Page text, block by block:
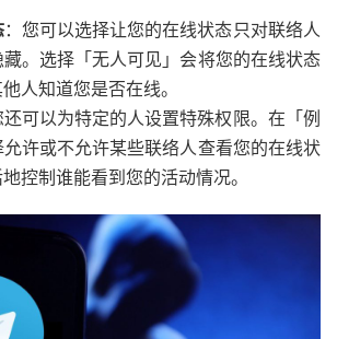
：您可以选择让您的在线状态只对联络人
。选择「无人可见」会将您的在线状态
人知道您是否在线。
还可以为特定的人设置特殊权限。在「例
许或不允许某些联络人查看您的在线状
控制谁能看到您的活动情况。